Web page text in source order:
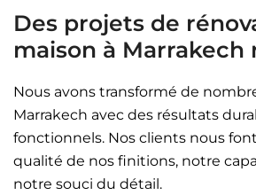
Des projets de
maison à Marrakech
Nous avons transformé de
Marrakech avec des résultats
fonctionnels. Nos clients nous
qualité de nos finitions, notre
notre souci du détail.